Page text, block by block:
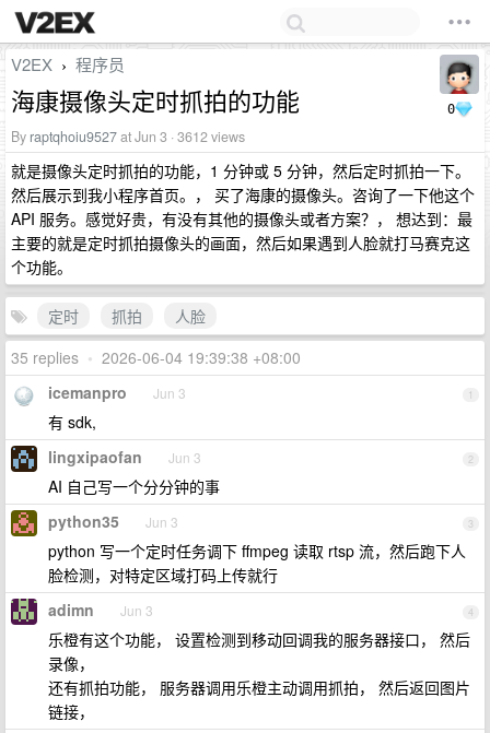
0
V2EX › 程序员
海康摄像头定时抓拍的功能
By raptqhoiu9527at Jun 3 · 3612 views
就是摄像头定时抓拍的功能，1 分钟或 5 分钟，然后定时抓拍一下。
然后展示到我小程序首页。， 买了海康的摄像头。咨询了一下他这个
API 服务。感觉好贵，有没有其他的摄像头或者方案？， 想达到：最
主要的就是定时抓拍摄像头的画面，然后如果遇到人脸就打马赛克这
个功能。
定时 抓拍
人脸
35 replies • 2026-06-04 19:39:38 +08:00
1
icemanpro Jun 3
有 sdk,
2
lingxipaofan Jun 3
AI 自己写一个分分钟的事
3
python35 Jun 3
python 写一个定时任务调下 ffmpeg 读取 rtsp 流，然后跑下人
脸检测，对特定区域打码上传就行
4
adimn Jun 3
乐橙有这个功能， 设置检测到移动回调我的服务器接口， 然后
录像，
还有抓拍功能， 服务器调用乐橙主动调用抓拍， 然后返回图片
链接，